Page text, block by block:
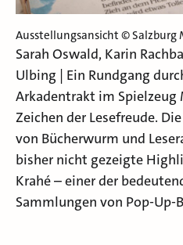
Ausstellungsansicht © Salzburg
Sarah Oswald, Karin
Ulbing | Ein Rundgang
Arkadentrakt im
Zeichen der Lesefreude.
von Bücherwurm und
bisher nicht gezeigte
Krahé – einer der
Sammlungen von Pop-Up-